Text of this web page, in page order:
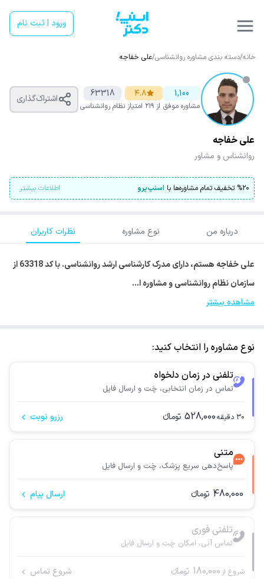
ورود | ثبت نام
خانه/دسته بندی مشاوره روانشناسی/علی خفاجه
1,100
مشاوره موفق
۴.۸
از ۲۱۹ امتیاز
63318
نظام روانشناسی
اشتراک‌گذاری
علی خفاجه
روانشناس و مشاور
%۲۰ تخفیف تمام مشاوره‌ها با اسنپ‌پرو اطلاعات بیشتر
درباره من نوع مشاوره نظرات کاربران
علی خفاجه هستم، دارای مدرک کارشناسی ارشد روانشناسی. با کد 63318 از
سازمان نظام روانشناسی و مشاوره ا…
مشاهده بیشتر
نوع مشاوره را انتخاب کنید:
تلفنی در زمان دلخواه
تماس در زمان انتخابی، چَت و ارسال فایل
30 دقیقه528,000 تومانء رزرو نوبت
متنی
پاسخ‌دهی سریع پزشک، چَت و ارسال فایل
480,000 تومانء ارسال پیام
تلفنی فوری
تماس آنی، امکان چَت و ارسال فایل
شروع از 180,000 تومانء شروع تماس